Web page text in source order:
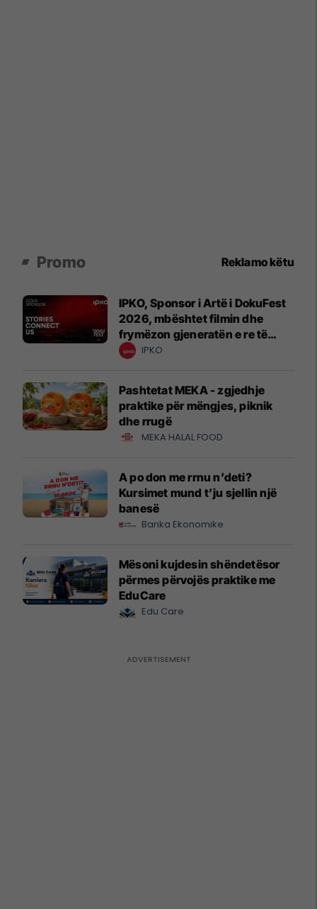
Promo Reklamo këtu
IPKO, Sponsor i Artë i DokuFest
2026, mbështet filmin dhe
frymëzon gjeneratën e re të
krijuesve
IPKO
Pashtetat MEKA - zgjedhje
praktike për mëngjes, piknik
dhe rrugë
MEKA HALAL FOOD
A po don me rrnu n’deti?
Kursimet mund t’ju sjellin një
banesë
Banka Ekonomike
Mësoni kujdesin shëndetësor
përmes përvojës praktike me
EduCare
Edu Care